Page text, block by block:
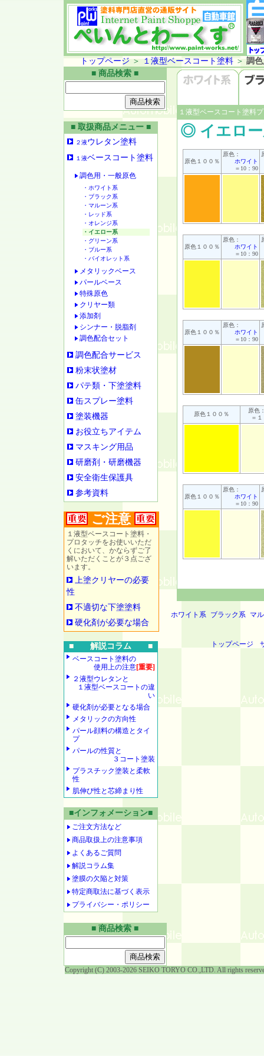
トップページ ＞ １液型ベースコート塗料＞ 調
■ 商品検索 ■
■ 取扱商品メニュー ■
２液ウレタン塗料
１液ベースコート塗料
調色用・一般原色
・ホワイト系
・ブラック系
・マルーン系
・レッド系
・オレンジ系
・イエロー系
・グリーン系
・ブルー系
・バイオレット系
メタリックベース
パールベース
特殊原色
クリヤー類
添加剤
シンナー・脱脂剤
調色配合セット
調色配合サービス
粉末状塗材
パテ類・下塗塗料
缶スプレー塗料
塗装機器
お役立ちアイテム
マスキング用品
研磨剤・研磨機器
安全衛生保護具
参考資料
ご注意
１液型ベースコート塗料・
プロタッチをお使いいただ
くにおいて、かならずご了
解いただくことが３点ござ
います。
上塗クリヤーの必要
性
不適切な下塗塗料
硬化剤が必要な場合
■ 解説コラム ■
ベースコート塗料の
使用上の注意[重要]
２液型ウレタンと
１液型ベースコートの違
い
硬化剤が必要となる場合
メタリックの方向性
パール顔料の構造とタイ
プ
パールの性質と
３コート塗装
プラスチック塗装と柔軟
性
肌伸び性と芯締まり性
■インフォメーション■
ご注文方法など
商品取扱上の注意事項
よくあるご質問
解説コラム集
塗膜の欠陥と対策
特定商取法に基づく表示
プライバシー・ポリシー
１液型ベースコート塗料
◎ イエロー
原色１００％
原色：
ホワイト
＝10：90
原色１００％
原色：
ホワイト
＝10：90
原色１００％
原色：
ホワイト
＝10：90
原色１００％
原色
＝
原色１００％
原色：
ホワイト
＝10：90
ホワイト系 ブラック系 マ
トップページ
■ 商品検索 ■
Copyright (C) 2003-2026 SEIKO TORYO CO.,LTD. All rights